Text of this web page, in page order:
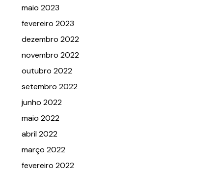
maio 2023
fevereiro 2023
dezembro 2022
novembro 2022
outubro 2022
setembro 2022
junho 2022
maio 2022
abril 2022
março 2022
fevereiro 2022